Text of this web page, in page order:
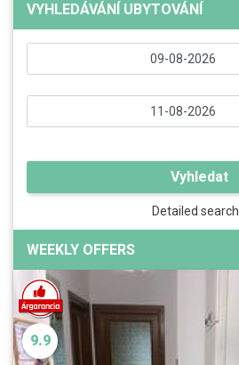
VYHLEDÁVÁNÍ UBYTOVÁNÍ
Vyhledat
Detailed search
WEEKLY OFFERS
9.9